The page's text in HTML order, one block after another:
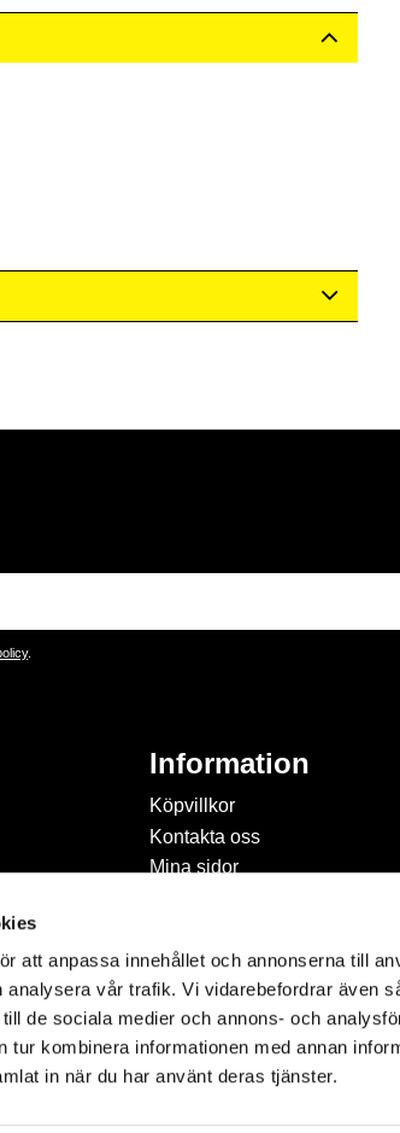
att anpassa innehållet och annonserna till
vår trafik. Vi vidarebefordrar även
de sociala medier och annons- och
tur kombinera informationen med annan
in när du har använt deras tjänster.
.
Information
Köpvillkor
Kontakta oss
Mina sidor
cookies
Inspiration & Passion